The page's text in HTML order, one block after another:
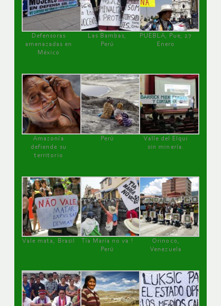
Defensoras
amenazadas en
México
Las Bambas,
Perú
PUEBLA, Pue, 27
Enero
Amazonía
defiende su
territorio
Perú
Valle del Elqui
sin minería.
Vale mata, Brasil
Tía María no va !
Perú
Orinoco,
Venezuela